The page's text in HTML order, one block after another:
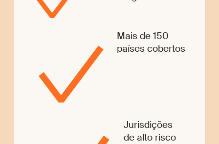
Mais de 150
países cobertos
Jurisdições
de alto risco